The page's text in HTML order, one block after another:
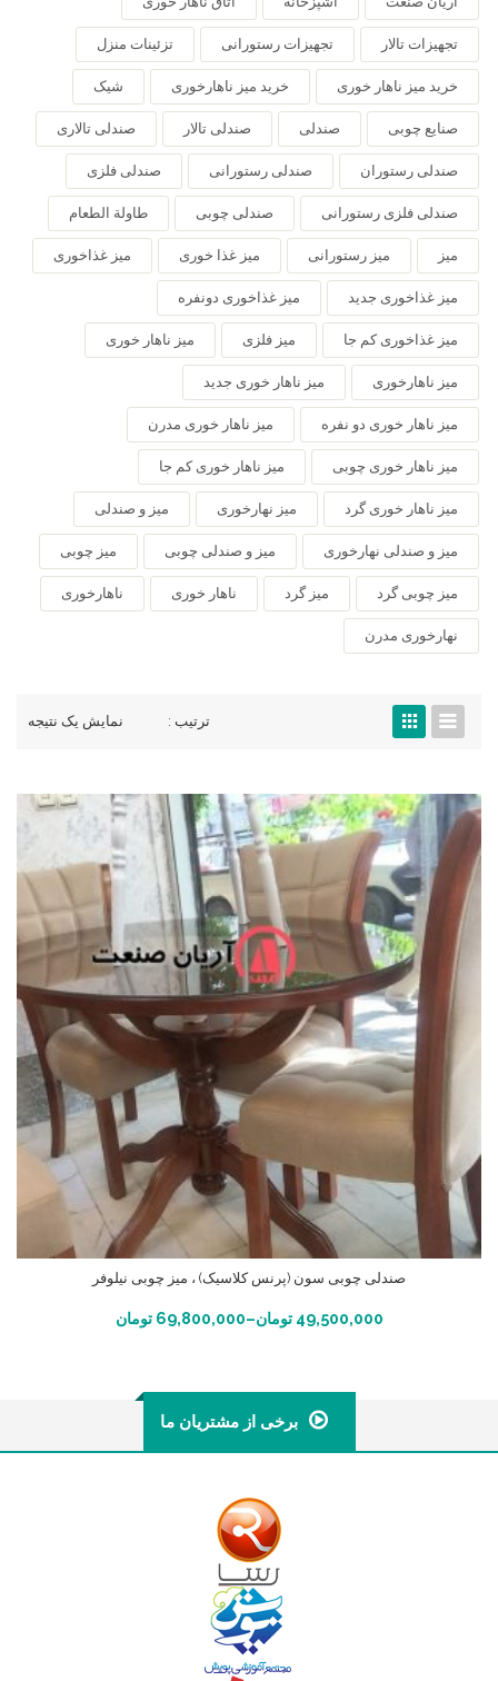
تجهیزات تالار تجهیزات رستورانی تزئینات منزل
خرید میز ناهار خوری خرید میز ناهارخوری شیک
صنایع چوبی صندلی صندلی تالار صندلی تالاری
صندلی رستوران صندلی رستورانی صندلی فلزی
صندلی فلزی رستورانی صندلی چوبی طاولة الطعام
میز میز رستورانی میز غذا خوری میز غذاخوری
میز غذاخوری جدید میز غذاخوری دونفره
میز غذاخوری کم جا میز فلزی میز ناهار خوری
میز ناهارخوری میز ناهار خوری جدید
میز ناهار خوری دو نفره میز ناهار خوری مدرن
میز ناهار خوری چوبی میز ناهار خوری کم جا
میز ناهار خوری گرد میز نهارخوری میز و صندلی
میز و صندلی نهارخوری میز و صندلی چوبی میز چوبی
میز چوبی گرد میز گرد ناهار خوری ناهارخوری
نهارخوری مدرن
نمایش یک نتیجه ترتیب :
صندلی چوبی سون (پرنس کلاسیک) ، میز چوبی نیلوفر
49,500,000 تومان–
69,800,000 تومان انتخاب گزینه ها
برخی از مشتریان ما